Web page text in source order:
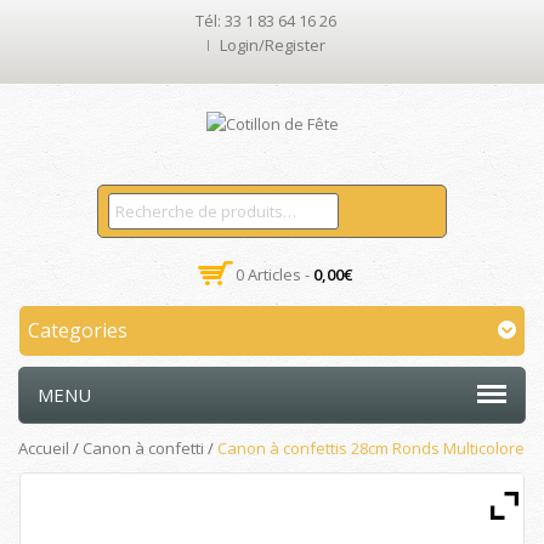
Tél: 33 1 83 64 16 26
Login/Register
0 Articles - 0,00€
Categories
MENU
Accueil / Canon à confetti /Canon à confettis 28cm Ronds Multicolore